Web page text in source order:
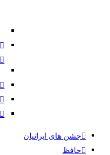
جشن های ایرانیان
حافظ